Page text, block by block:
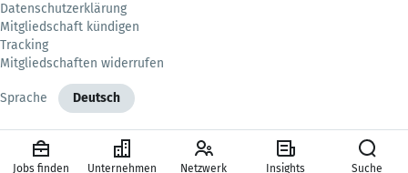
Datenschutzerklärung
Mitgliedschaft kündigen
Tracking
Mitgliedschaften widerrufen
Sprache Deutsch
Jobs finden Unternehmen Netzwerk Insights Suche